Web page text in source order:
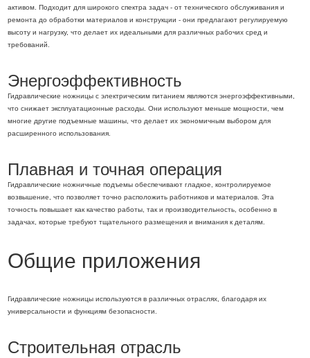
активом. Подходит для широкого спектра задач - от технического обслуживания и
ремонта до обработки материалов и конструкции - они предлагают регулируемую
высоту и нагрузку, что делает их идеальными для различных рабочих сред и
требований.
Энергоэффективность
Гидравлические ножницы с электрическим питанием являются энергоэффективными,
что снижает эксплуатационные расходы. Они используют меньше мощности, чем
многие другие подъемные машины, что делает их экономичным выбором для
расширенного использования.
Плавная и точная операция
Гидравлические ножничные подъемы обеспечивают гладкое, контролируемое
возвышение, что позволяет точно расположить работников и материалов. Эта
точность повышает как качество работы, так и производительность, особенно в
задачах, которые требуют тщательного размещения и внимания к деталям.
Общие приложения
Гидравлические ножницы используются в различных отраслях, благодаря их
универсальности и функциям безопасности.
Строительная отрасль